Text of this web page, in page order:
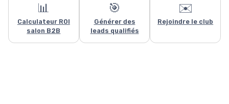
📊
Calculateur ROI
salon B2B
🎯
Générer des
leads qualifiés
✉️
Rejoindre le club
Ce site utilise des cookies et vous donne le contrôle sur ceux que
vous souhaitez activer
Tout accepter Personnaliser